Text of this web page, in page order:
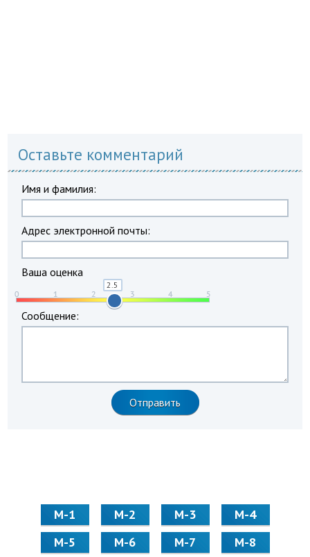
Оставьте комментарий
Имя и фамилия:
Адрес электронной почты:
Ваша оценка
Сообщение:
М-1 М-2 М-3
М-4
М-5
М-6 М-7
М-8